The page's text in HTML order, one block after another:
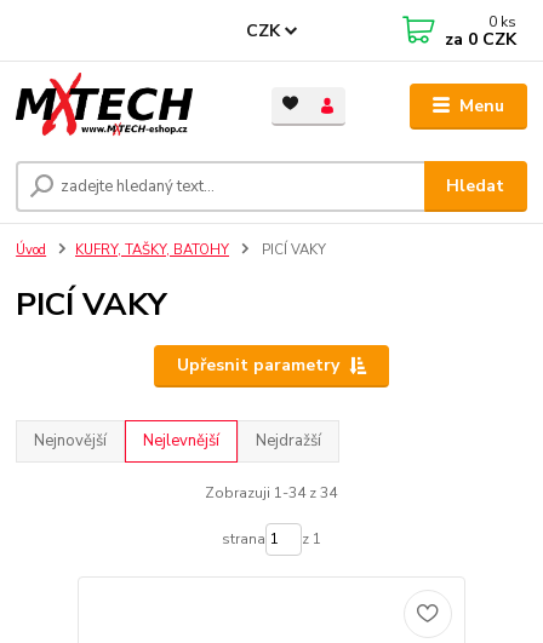
Menu
CZK
Hledat
0 ks
za 0 CZK
Úvod KUFRY, TAŠKY, BATOHY PICÍ VAKY
PICÍ VAKY
Upřesnit parametry
Nejnovější Nejlevnější Nejdražší
Zobrazuji 1-34 z 34
strana z 1